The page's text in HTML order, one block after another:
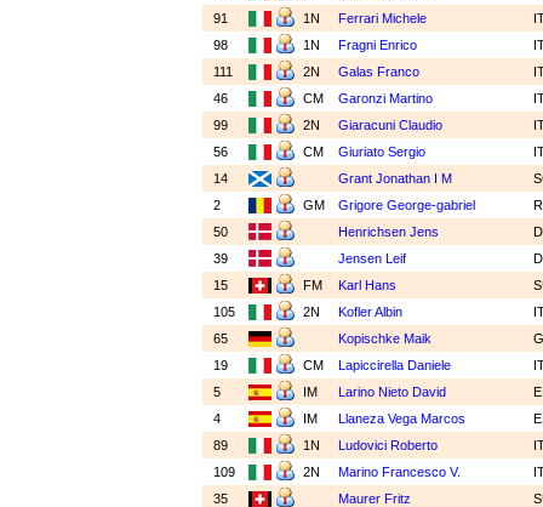
91
1N Ferrari Michele
98
1N Fragni Enrico
111
2N Galas Franco
46
CM Garonzi Martino
99
2N Giaracuni Claudio
56
CM Giuriato Sergio
14
Grant Jonathan I M
2
GM Grigore George-gabriel
50
Henrichsen Jens
39
Jensen Leif
15
FM Karl Hans
105
2N Kofler Albin
65
Kopischke Maik
19
CM Lapiccirella Daniele
5
IM Larino Nieto David
4
IM Llaneza Vega Marcos
89
1N Ludovici Roberto
109
2N Marino Francesco V.
35
Maurer Fritz